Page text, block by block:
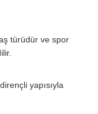
türüdür ve spor
yapısıyla